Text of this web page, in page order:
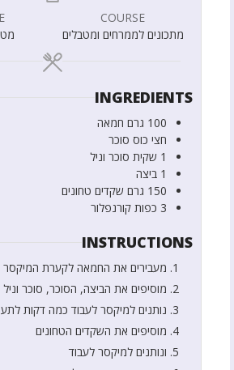
COURSE
מתכונים לממרחים ומטבלים
INGREDIENTS
100 גרם חמאה
חצי כוס סוכר
1 שקית סוכר וניל
1 ביצה
150 גרם שקדים טחונים
3 כפות קורנפלור
INSTRUCTIONS
מעבירים את החמאה לקערת המיקסר
מוסיפים את הביצה, הסוכר, סוכר
נותנים למיקסר לעבוד כמה דקות
מוסיפים את השקדים הטחונים
ונותנים למיקסר לעבוד